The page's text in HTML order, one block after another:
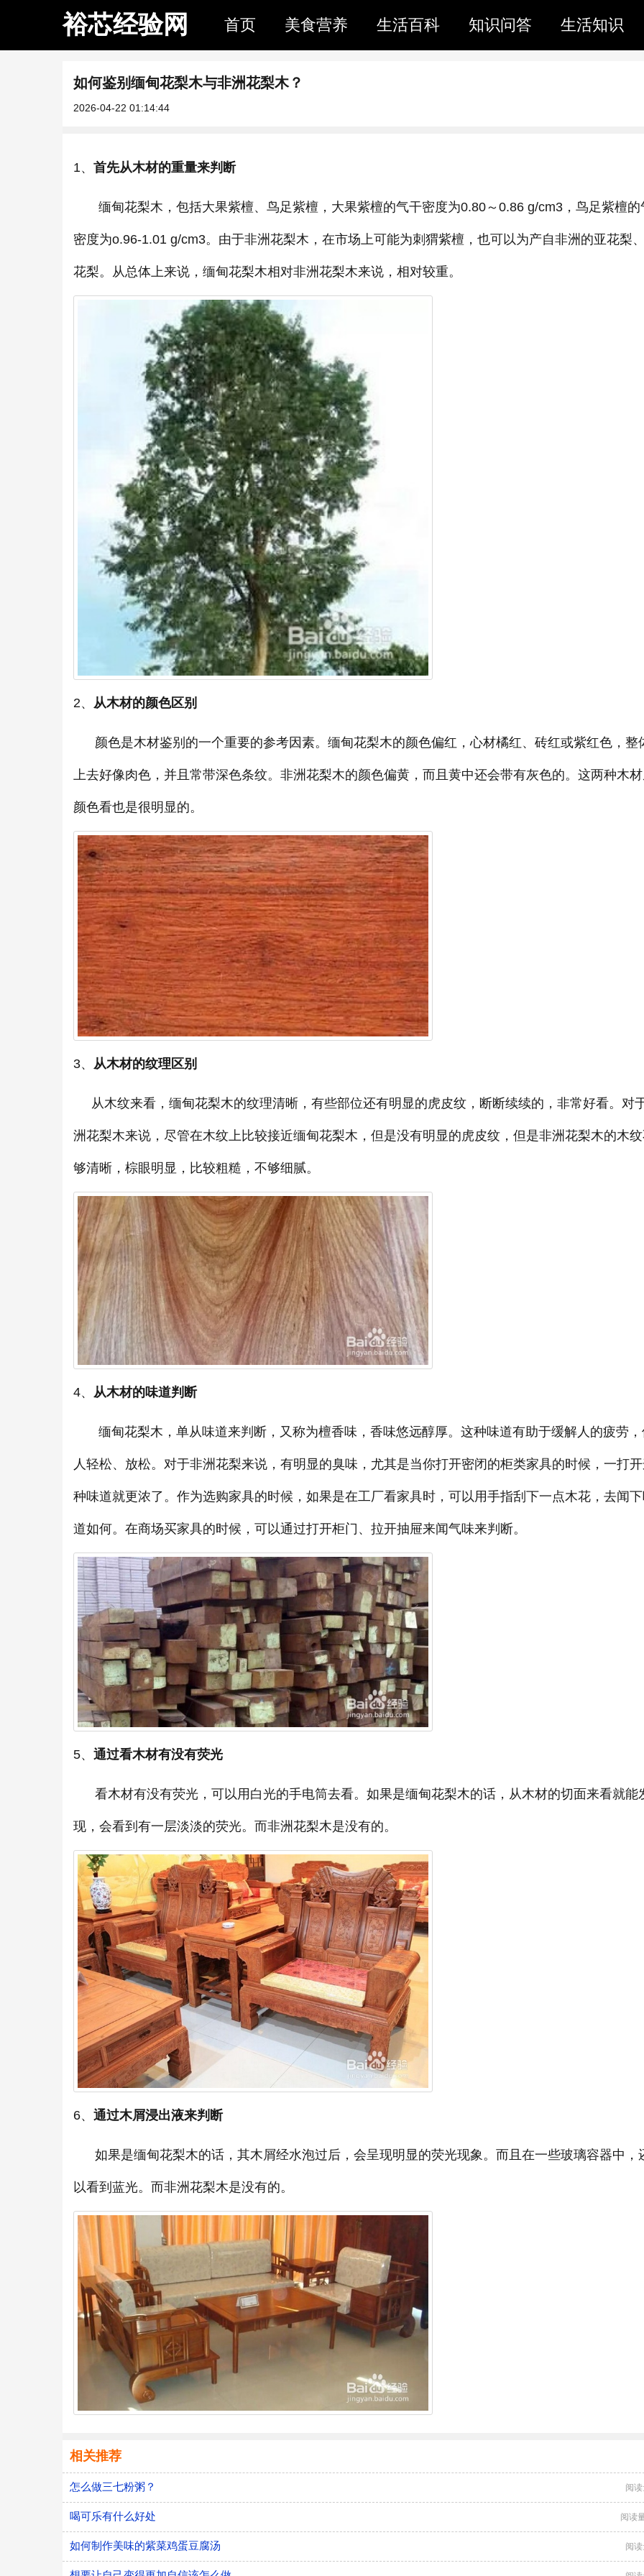
裕芯经验网 首页 美食营养 生活百科 知识问答 生活知识
如何鉴别缅甸花梨木与非洲花梨木？
2026-04-22 01:14:44
1、 首先从木材的重量来判断
缅甸花梨木，包括大果紫檀、鸟足紫檀，大果紫檀的气干密度为0.80～0.86 g/cm3，鸟足紫檀的
密度为o.96-1.01 g/cm3。由于非洲花梨木，在市场上可能为刺猬紫檀，也可以为产自非洲的亚花梨
花梨。从总体上来说，缅甸花梨木相对非洲花梨木来说，相对较重。
2、 从木材的颜色区别
颜色是木材鉴别的一个重要的参考因素。缅甸花梨木的颜色偏红，心材橘红、砖红或紫红色，整
上去好像肉色，并且常带深色条纹。非洲花梨木的颜色偏黄，而且黄中还会带有灰色的。这两种木
颜色看也是很明显的。
3、 从木材的纹理区别
从木纹来看，缅甸花梨木的纹理清晰，有些部位还有明显的虎皮纹，断断续续的，非常好看。对
洲花梨木来说，尽管在木纹上比较接近缅甸花梨木，但是没有明显的虎皮纹，但是非洲花梨木的木
够清晰，棕眼明显，比较粗糙，不够细腻。
4、 从木材的味道判断
缅甸花梨木，单从味道来判断，又称为檀香味，香味悠远醇厚。这种味道有助于缓解人的疲劳，
人轻松、放松。对于非洲花梨来说，有明显的臭味，尤其是当你打开密闭的柜类家具的时候，一打
种味道就更浓了。作为选购家具的时候，如果是在工厂看家具时，可以用手指刮下一点木花，去闻
道如何。在商场买家具的时候，可以通过打开柜门、拉开抽屉来闻气味来判断。
5、 通过看木材有没有荧光
看木材有没有荧光，可以用白光的手电筒去看。如果是缅甸花梨木的话，从木材的切面来看就能
现，会看到有一层淡淡的荧光。而非洲花梨木是没有的。
6、 通过木屑浸出液来判断
如果是缅甸花梨木的话，其木屑经水泡过后，会呈现明显的荧光现象。而且在一些玻璃容器中，
以看到蓝光。而非洲花梨木是没有的。
相关推荐
怎么做三七粉粥？ 阅
喝可乐有什么好处 阅读
如何制作美味的紫菜鸡蛋豆腐汤 阅